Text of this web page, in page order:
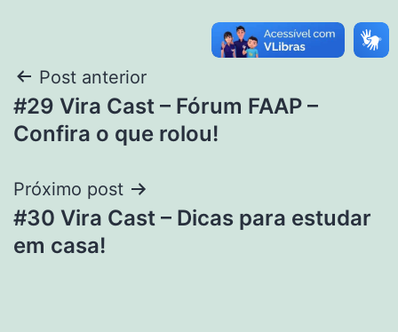
Post anterior
#29 Vira Cast – Fórum FAAP –
Confira o que rolou!
Próximo post
#30 Vira Cast – Dicas para estudar
em casa!